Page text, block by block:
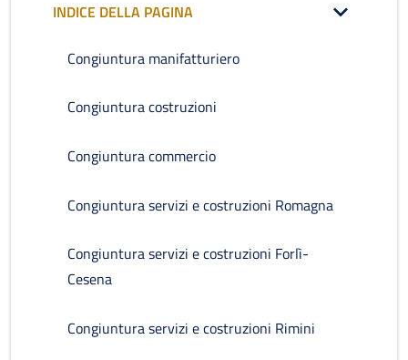
INDICE DELLA PAGINA
Congiuntura manifatturiero
Congiuntura costruzioni
Congiuntura commercio
Congiuntura servizi e costruzioni Romagna
Congiuntura servizi e costruzioni Forlì-
Cesena
Congiuntura servizi e costruzioni Rimini